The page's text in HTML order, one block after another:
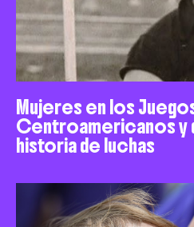
Mujeres en los
Centroamericanos y
historia de luchas